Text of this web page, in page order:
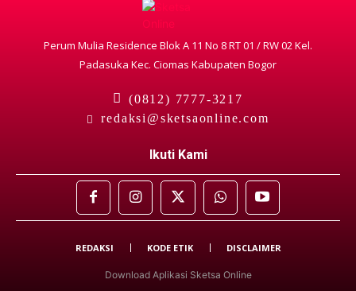
Perum Mulia Residence Blok A 11 No 8 RT 01 / RW 02 Kel.
Padasuka Kec. Ciomas Kabupaten Bogor
(0812) 7777-3217
redaksi@sketsaonline.com
Ikuti Kami
REDAKSI KODE ETIK DISCLAIMER
Download Aplikasi Sketsa Online